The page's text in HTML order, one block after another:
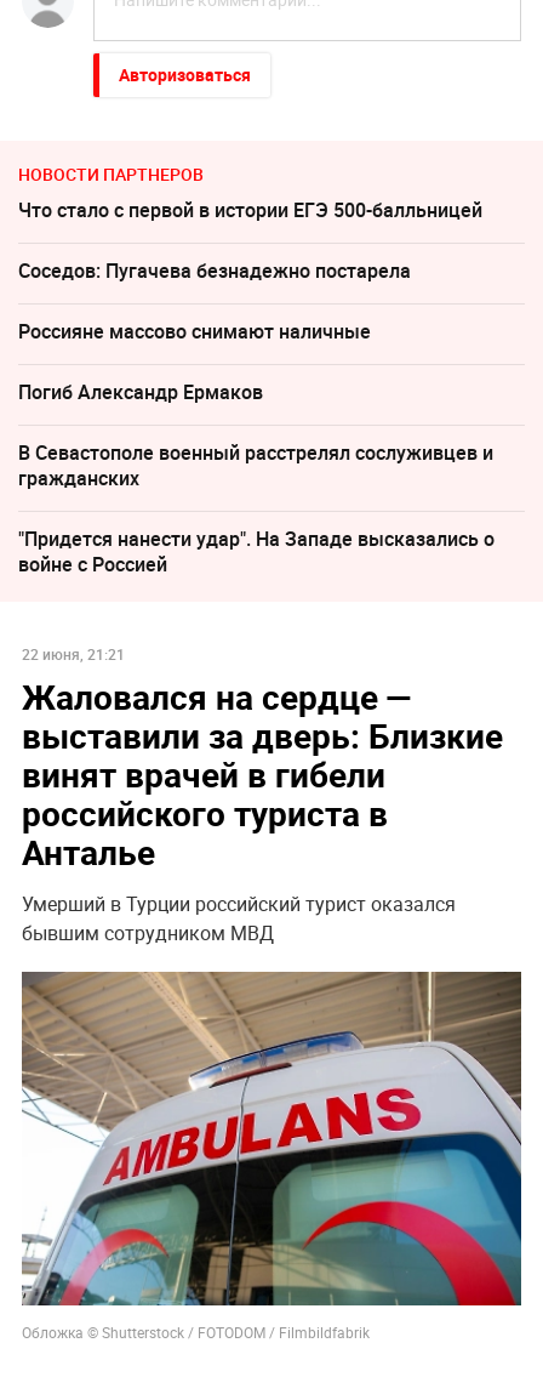
Авторизоваться
НОВОСТИ ПАРТНЕРОВ
Что стало с первой в истории ЕГЭ 500-балльницей
Соседов: Пугачева безнадежно постарела
Россияне массово снимают наличные
Погиб Александр Ермаков
В Севастополе военный расстрелял сослуживцев и
гражданских
"Придется нанести удар". На Западе высказались о
войне с Россией
22 июня, 21:21
Жаловался на сердце —
выставили за дверь: Близкие
винят врачей в гибели
российского туриста в
Анталье
Умерший в Турции российский турист оказался
бывшим сотрудником МВД
Обложка © Shutterstock / FOTODOM / Filmbildfabrik